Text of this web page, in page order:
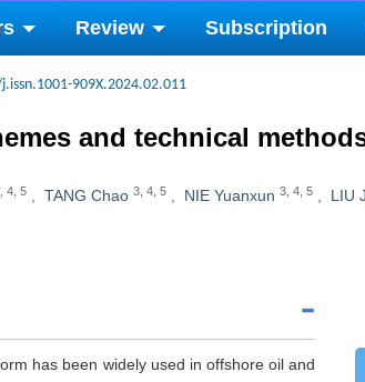
Review Subscription
909X.2024.02.011
and technical
4 5 TANG Chao 3 4 5 NIE Yuanxun 3 4 5 LIU
has been widely used in offshore oil and